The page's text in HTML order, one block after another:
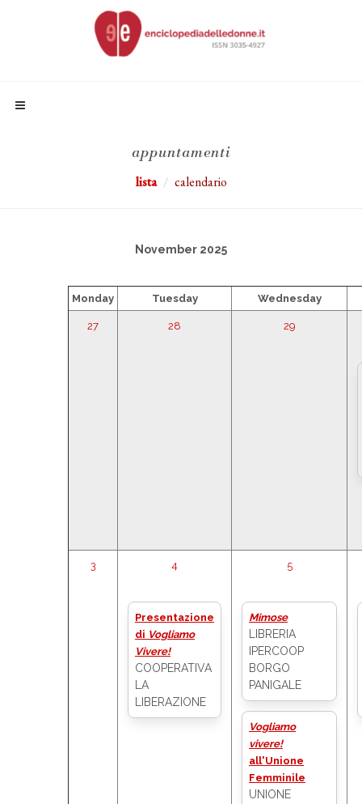
appuntamenti
lista calendario
November 2025
Monday Tuesday Wednesday
27 28 29
3 4
Presentazione
di Vogliamo
Vivere!
COOPERATIVA
LA
LIBERAZIONE
5
Mimose
LIBRERIA
IPERCOOP
BORGO
PANIGALE
Vogliamo
vivere!
all'Unione
Femminile
UNIONE